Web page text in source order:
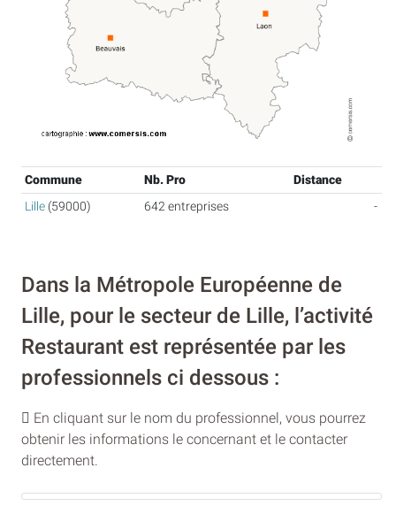
Commune Nb. Pro
Distance
Lille (59000) 642 entreprises -
Dans la Métropole Européenne de
Lille, pour le secteur de Lille, l’activité
Restaurant est représentée par les
professionnels ci dessous :
En cliquant sur le nom du professionnel, vous pourrez
obtenir les informations le concernant et le contacter
directement.